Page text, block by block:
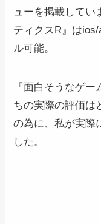
ューを掲載してい
ティクスR』は
ル可能。
『面白そうなゲ
ちの実際の評価は
の為に、私が実際
した。